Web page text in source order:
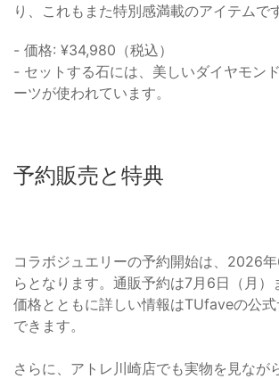
り、これもまた特別感満載のアイテムで
- 価格: ¥34,980（税込）
- セットする石には、美しいダイヤモン
ーツが使われています。
予約販売と特典
コラボジュエリーの予約開始は、2026
らとなります。通販予約は7月6日（月）
価格とともに詳しい情報はTUfaveの公
できます。
さらに、アトレ川崎店でも実物を見なが